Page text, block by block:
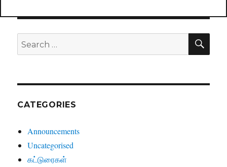
Search
for:
CATEGORIES
Announcements
Uncategorised
கட்டுரைகள்